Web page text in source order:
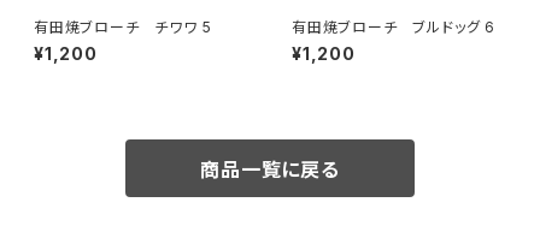
有田焼ブローチ チワワ 5
¥1,200
有田焼ブローチ ブルドッグ 6
¥1,200
商品一覧に戻る